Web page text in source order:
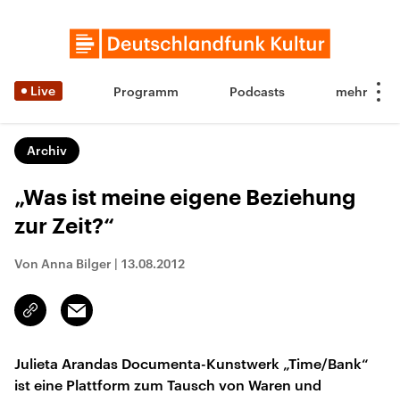
Live Programm Podcasts
Archiv
„Was ist meine eigene Beziehung
zur Zeit?“
Von Anna Bilger | 13.08.2012
Link
kopieren/teilen
Email
Julieta Arandas Documenta-Kunstwerk „Time/Bank“
ist eine Plattform zum Tausch von Waren und